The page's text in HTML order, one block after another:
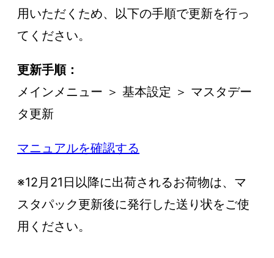
用いただくため、以下の手順で更新を行っ
てください。
更新手順：
メインメニュー ＞ 基本設定 ＞ マスタデー
タ更新
マニュアルを確認する
※12月21日以降に出荷されるお荷物は、マ
スタパック更新後に発行した送り状をご使
用ください。